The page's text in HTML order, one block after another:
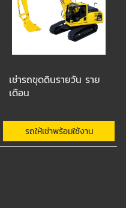
เช่ารถขุดดินรายวัน ราย
เดือน
รถให้เช่าพร้อมใช้งาน